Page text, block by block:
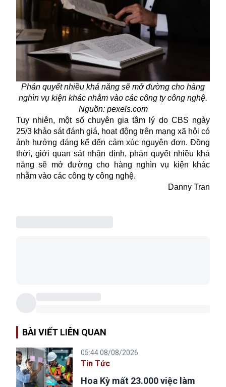
Phán quyết nhiều khả năng sẽ mở đường cho hàng
nghìn vụ kiện khác nhằm vào các công ty công nghệ.
Nguồn: pexels.com
Tuy nhiên, một số chuyên gia tâm lý do CBS ngày
25/3 khảo sát đánh giá, hoạt động trên mạng xã hội có
ảnh hưởng đáng kể đến cảm xúc nguyên đơn. Đồng
thời, giới quan sát nhận định, phán quyết nhiều khả
năng sẽ mở đường cho hàng nghìn vụ kiện khác
nhằm vào các công ty công nghệ.
Danny Tran
BÀI VIẾT LIÊN QUAN
05:44 08/08/2026
Tin Tức
Hoa Kỳ mất 23.000 việc làm